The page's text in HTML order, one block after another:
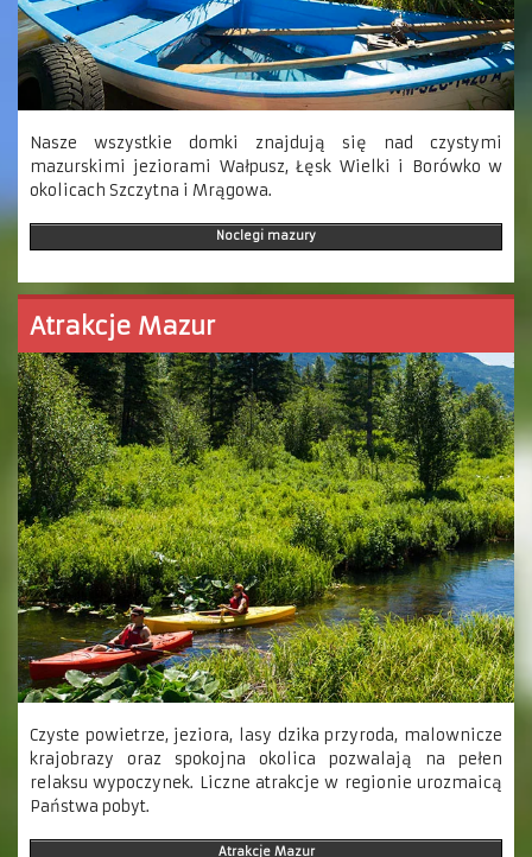
Nasze wszystkie domki znajdują się nad czystymi
mazurskimi jeziorami Wałpusz, Łęsk Wielki i Borówko w
okolicach Szczytna i Mrągowa.
Noclegi mazury
Atrakcje Mazur
Czyste powietrze, jeziora, lasy dzika przyroda, malownicze
krajobrazy oraz spokojna okolica pozwalają na pełen
relaksu wypoczynek. Liczne atrakcje w regionie urozmaicą
Państwa pobyt.
Atrakcje Mazur